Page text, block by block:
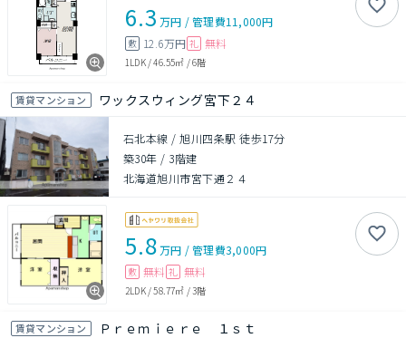
6.3 万円 /管理費11,000円
敷 12.6万円 礼 無料
1LDK/46.55㎡ /6階
賃貸マンション ワックスウィング宮下２４
石北本線 / 旭川四条駅 徒歩17分
築30年 / 3階建
北海道旭川市宮下通２４
5.8万円 /管理費3,000円
敷 無料 礼 無料
2LDK/58.77㎡ /3階
賃貸マンション Ｐｒｅｍｉｅｒｅ １ｓｔ